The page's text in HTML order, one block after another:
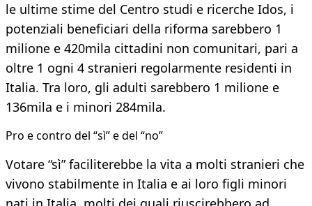
le ultime stime del Centro studi e ricerche Idos, i
potenziali beneficiari della riforma sarebbero 1
milione e 420mila cittadini non comunitari, pari a
oltre 1 ogni 4 stranieri regolarmente residenti in
Italia. Tra loro, gli adulti sarebbero 1 milione e
136mila e i minori 284mila.
Pro e contro del “sì” e del “no”
Votare “sì” faciliterebbe la vita a molti stranieri che
vivono stabilmente in Italia e ai loro figli minori